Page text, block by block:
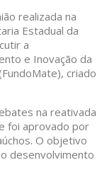
realizada na
Estadual da
a
e Inovação da
criado
na reativada
foi aprovado por
O objetivo
desenvolvimento